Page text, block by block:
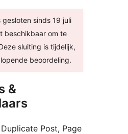
gesloten sinds 19 juli
beschikbaar om te
sluiting is tijdelijk,
beoordeling.
&
Post, Page